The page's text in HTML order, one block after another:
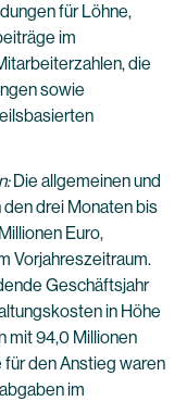
für Löhne,
im
die
sowie
Die allgemeinen und
drei Monaten bis
Euro,
Vorjahreszeitraum.
Geschäftsjahr
in Höhe
mit 94,0 Millionen
für den Anstieg waren
im